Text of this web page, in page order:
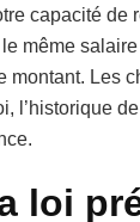
capacité de
même
montant. Les
l’historique
loi